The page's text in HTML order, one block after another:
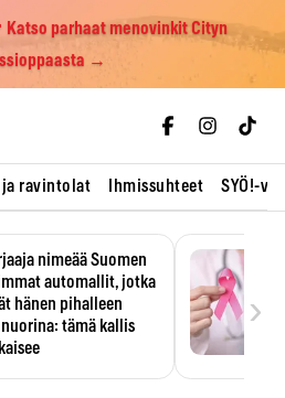
Katso parhaat menovinkit Cityn
→
ja ravintolat Ihmissuhteet SYÖ!-
nimeää Suomen
automallit, jotka
hänen pihalleen
tämä kallis
›